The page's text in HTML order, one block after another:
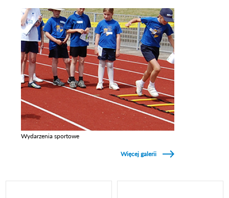
Wydarzenia sportowe
Więcej galerii